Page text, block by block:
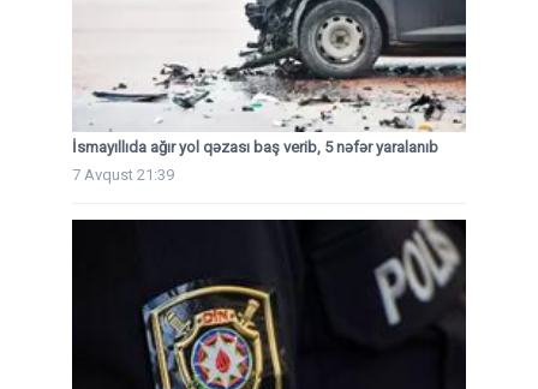
İsmayıllıda ağır yol qəzası baş verib, 5 nəfər yaralanıb
7 Avqust 21:39